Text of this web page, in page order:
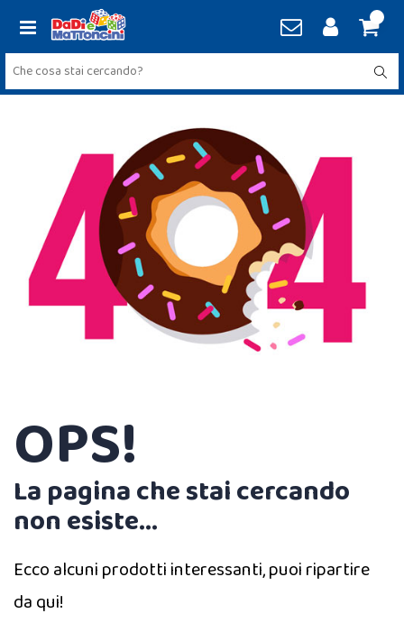
OPS!
La pagina che stai cercando
non esiste...
Ecco alcuni prodotti interessanti, puoi ripartire
da qui!